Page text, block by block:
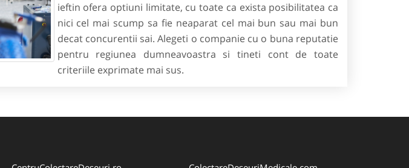
ieftin ofera optiuni limitate, cu toate ca exista posibilitatea ca
nici cel mai scump sa fie neaparat cel mai bun sau mai bun
decat concurentii sai. Alegeti o companie cu o buna reputatie
pentru regiunea dumneavoastra si tineti cont de toate
criteriile exprimate mai sus.